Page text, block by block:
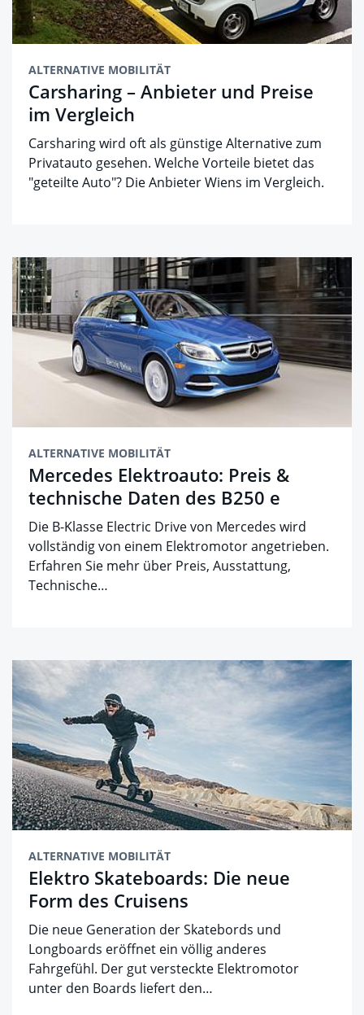
ALTERNATIVE MOBILITÄT
Carsharing – Anbieter und Preise
im Vergleich
Carsharing wird oft als günstige Alternative zum
Privatauto gesehen. Welche Vorteile bietet das
"geteilte Auto"? Die Anbieter Wiens im Vergleich.
ALTERNATIVE MOBILITÄT
Mercedes Elektroauto: Preis &
technische Daten des B250 e
Die B-Klasse Electric Drive von Mercedes wird
vollständig von einem Elektromotor angetrieben.
Erfahren Sie mehr über Preis, Ausstattung,
Technische…
ALTERNATIVE MOBILITÄT
Elektro Skateboards: Die neue
Form des Cruisens
Die neue Generation der Skatebords und
Longboards eröffnet ein völlig anderes
Fahrgefühl. Der gut versteckte Elektromotor
unter den Boards liefert den…